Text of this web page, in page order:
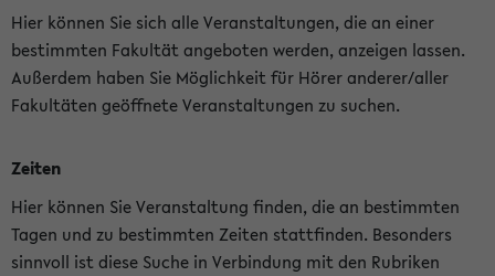
Hier können Sie sich alle Veranstaltungen, die an einer
bestimmten Fakultät angeboten werden, anzeigen lassen.
Außerdem haben Sie Möglichkeit für Hörer anderer/aller
Fakultäten geöffnete Veranstaltungen zu suchen.
Zeiten
Hier können Sie Veranstaltung finden, die an bestimmten
Tagen und zu bestimmten Zeiten stattfinden. Besonders
sinnvoll ist diese Suche in Verbindung mit den Rubriken